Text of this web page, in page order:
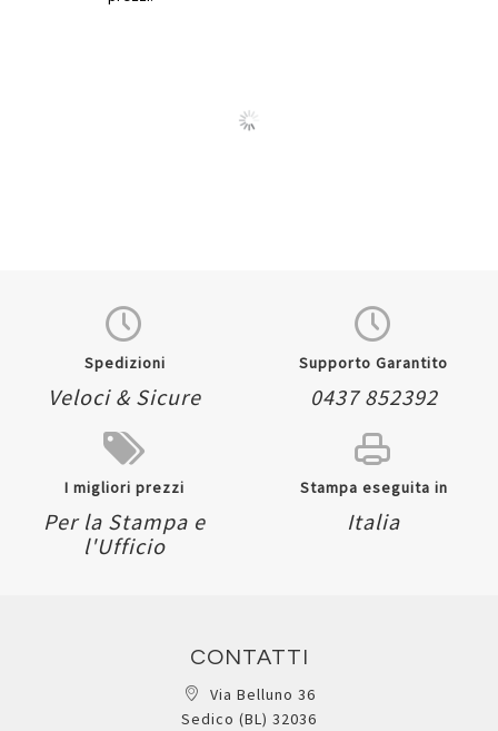
Spedizioni
Veloci & Sicure
Supporto Garantito
0437 852392
I migliori prezzi
Per la Stampa e
l'Ufficio
Stampa eseguita in
Italia
CONTATTI
Via Belluno 36
Sedico (BL) 32036